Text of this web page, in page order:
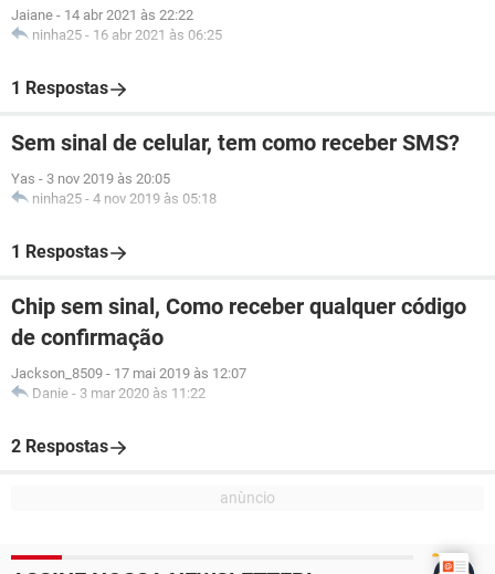
Jaiane - 14 abr 2021 às 22:22
ninha25 - 16 abr 2021 às 06:25
1 Respostas
Sem sinal de celular, tem como receber SMS?
Yas - 3 nov 2019 às 20:05
ninha25 - 4 nov 2019 às 05:18
1 Respostas
Chip sem sinal, Como receber qualquer código
de confirmação
Jackson_8509 - 17 mai 2019 às 12:07
Danie - 3 mar 2020 às 11:22
2 Respostas